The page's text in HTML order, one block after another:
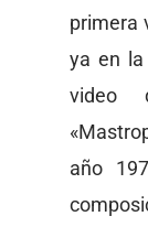
primera
ya en la
video
año